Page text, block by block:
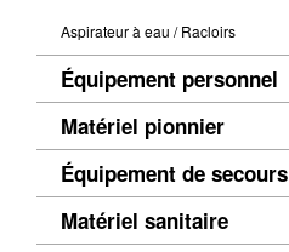
Aspirateur à eau / Racloirs
Équipement personnel
Matériel pionnier
Équipement de secours
Matériel sanitaire